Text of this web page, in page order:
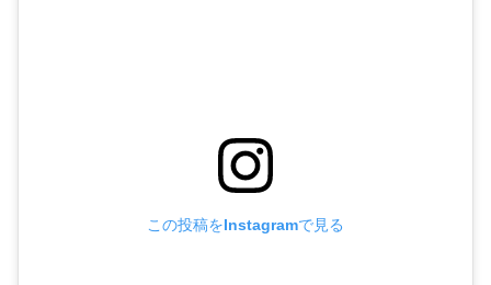
この投稿をInstagramで見る